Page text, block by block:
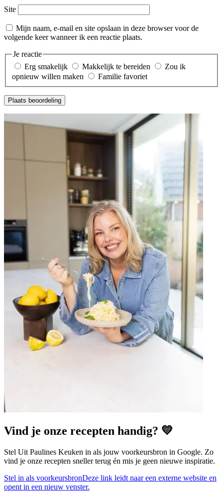
Site
Mijn naam, e-mail en site opslaan in deze browser voor de
volgende keer wanneer ik een reactie plaats.
Je reactie
Erg smakelijk
Makkelijk te bereiden
Zou ik
opnieuw willen maken
Familie favoriet
Plaats beoordeling
Vind je onze recepten handig? 💛
Stel Uit Paulines Keuken in als jouw voorkeursbron in Google. Zo
vind je onze recepten sneller terug én mis je geen nieuwe inspiratie.
Stel in als voorkeursbronDeze link leidt naar een externe website en
opent in een nieuw venster.